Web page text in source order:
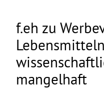
f.eh zu
mangelhaft